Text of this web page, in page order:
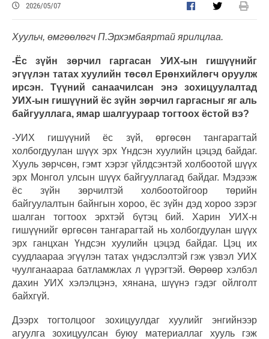
2026/05/07
Хуульч, өмгөөлөгч П.Эрхэмбаяртай ярилцлаа.
-Ёс зүйн зөрчил гаргасан УИХ-ын гишүүнийг
эгүүлэн татах хуулийн төсөл Ерөнхийлөгч оруулж
ирсэн. Түүний санаачилсан энэ зохицуулалтад
УИХ-ын гишүүний ёс зүйн зөрчил гаргасныг яг аль
байгууллага, ямар шалгуураар тогтоох ёстой вэ?
-УИХ гишүүний ёс зүй, өргөсөн тангарагтай
холбогдуулан шүүх эрх Үндсэн хуулийн цэцэд байдаг.
Хууль зөрчсөн, гэмт хэрэг үйлдсэнтэй холбоотой шүүх
эрх Монгол улсын шүүх байгууллагад байдаг. Мэдээж
ёс зүйн зөрчилтэй холбоотойгоор төрийн
байгуулалтын байнгын хороо, ёс зүйн дэд хороо зэрэг
шалган тогтоох эрхтэй бүтэц бий. Харин УИХ-н
гишүүнийг өргөсөн тангарагтай нь холбогдуулан шүүх
эрх ганцхан Үндсэн хуулийн цэцэд байдаг. Цэц их
суудлаараа эгүүлэн татах үндэслэлтэй гэж үзвэл УИХ
чуулганаараа батламжлах л үүрэгтэй. Өөрөөр хэлбэл
дахин УИХ хэлэлцэнэ, хянана, шүүнэ гэдэг ойлголт
байхгүй.
Дээрх тогтолцоог зохицуулдаг хуулийг энгийнээр
агуулга зохицуулсан буюу материаллаг хууль гэж